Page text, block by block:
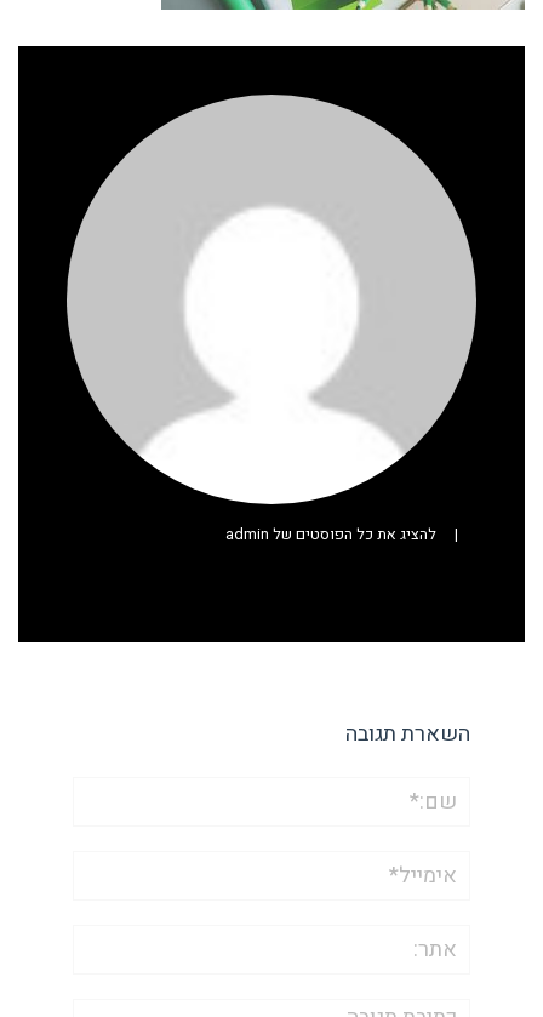
| להציג את כל הפוסטים של admin
השארת תגובה
אימייל*
תגובה